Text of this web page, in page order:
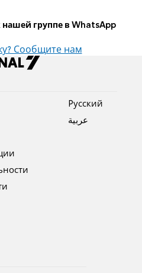
нашей группе в WhatsApp
Сообщите нам
Pусский
عربية